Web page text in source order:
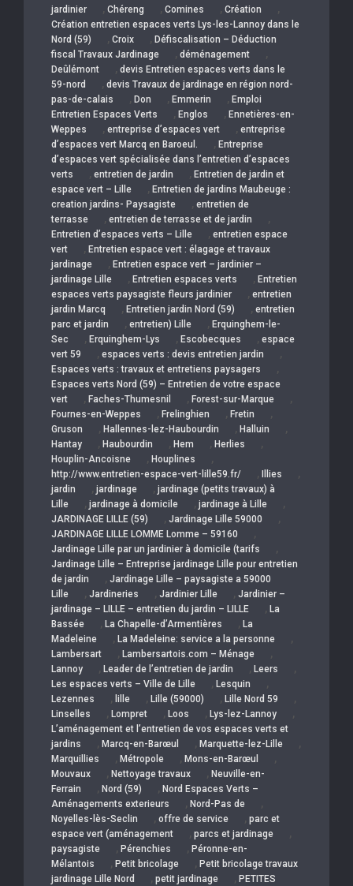
jardinier , Chéreng , Comines , Création ,
Création entretien espaces verts Lys-les-Lannoy dans le
Nord (59)
, Croix , Défiscalisation – Déduction
fiscal Travaux Jardinage
, déménagement ,
Deûlémont , devis Entretien espaces verts dans le
59-nord
, devis Travaux de jardinage en région nord-
pas-de-calais
, Don , Emmerin , Emploi
Entretien Espaces Verts
, Englos , Ennetières-en-
Weppes
, entreprise d’espaces vert , entreprise
d’espaces vert Marcq en Baroeul.
, Entreprise
d’espaces vert spécialisée dans l’entretien d’espaces
verts
, entretien de jardin , Entretien de jardin et
espace vert – Lille
, Entretien de jardins Maubeuge :
creation jardins- Paysagiste
, entretien de
terrasse
, entretien de terrasse et de jardin ,
Entretien d’espaces verts – Lille , entretien espace
vert
, Entretien espace vert : élagage et travaux
jardinage
, Entretien espace vert – jardinier –
jardinage Lille
, Entretien espaces verts , Entretien
espaces verts paysagiste fleurs jardinier
, entretien
jardin Marcq
, Entretien jardin Nord (59) , entretien
parc et jardin
, entretien) Lille , Erquinghem-le-
Sec
, Erquinghem-Lys , Escobecques , espace
vert 59
, espaces verts : devis entretien jardin ,
Espaces verts : travaux et entretiens paysagers ,
Espaces verts Nord (59) – Entretien de votre espace
vert
, Faches-Thumesnil , Forest-sur-Marque ,
Fournes-en-Weppes , Frelinghien , Fretin ,
Gruson , Hallennes-lez-Haubourdin , Halluin ,
Hantay , Haubourdin , Hem , Herlies ,
Houplin-Ancoisne , Houplines ,
http://www.entretien-espace-vert-lille59.fr/ , Illies ,
jardin , jardinage , jardinage (petits travaux) à
Lille
, jardinage à domicile , jardinage à Lille ,
JARDINAGE LILLE (59) , Jardinage Lille 59000 ,
JARDINAGE LILLE LOMME Lomme – 59160 ,
Jardinage Lille par un jardinier à domicile (tarifs ,
Jardinage Lille – Entreprise jardinage Lille pour entretien
de jardin
, Jardinage Lille – paysagiste a 59000
Lille
, Jardineries , Jardinier Lille , Jardinier –
jardinage – LILLE – entretien du jardin – LILLE
, La
Bassée
, La Chapelle-d’Armentières , La
Madeleine
, La Madeleine: service a la personne ,
Lambersart , Lambersartois.com – Ménage ,
Lannoy , Leader de l’entretien de jardin , Leers ,
Les espaces verts – Ville de Lille , Lesquin ,
Lezennes , lille , Lille (59000) , Lille Nord 59 ,
Linselles , Lompret , Loos , Lys-lez-Lannoy ,
L’aménagement et l’entretien de vos espaces verts et
jardins
, Marcq-en-Barœul , Marquette-lez-Lille ,
Marquillies , Métropole , Mons-en-Barœul ,
Mouvaux , Nettoyage travaux , Neuville-en-
Ferrain
, Nord (59) , Nord Espaces Verts –
Aménagements exterieurs
, Nord-Pas de ,
Noyelles-lès-Seclin , offre de service , parc et
espace vert (aménagement
, parcs et jardinage ,
paysagiste , Pérenchies , Péronne-en-
Mélantois
, Petit bricolage , Petit bricolage travaux
jardinage Lille Nord
, petit jardinage , PETITES